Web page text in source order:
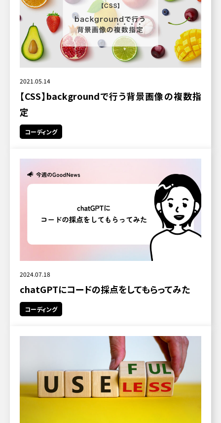
2021.05.14
【CSS】backgroundで行う背景画像の複数指
定
コーディング
2024.07.18
chatGPTにコードの採点をしてもらってみた
コーディング